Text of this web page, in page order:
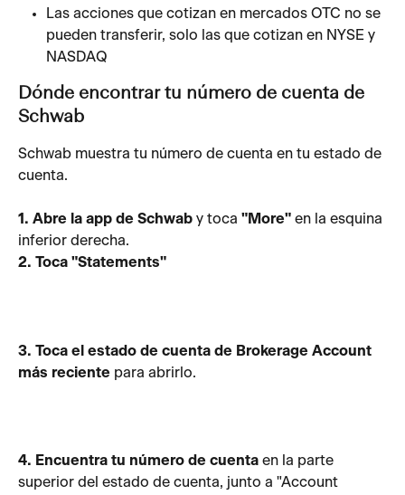
Las acciones que cotizan en mercados OTC no se
pueden transferir, solo las que cotizan en NYSE y
NASDAQ
Dónde encontrar tu número de cuenta de
Schwab
Schwab muestra tu número de cuenta en tu estado de
cuenta.
1. Abre la app de Schwab y toca "More" en la esquina
inferior derecha.
2. Toca "Statements"
3. Toca el estado de cuenta de Brokerage Account
más reciente para abrirlo.
4. Encuentra tu número de cuenta en la parte
superior del estado de cuenta, junto a "Account